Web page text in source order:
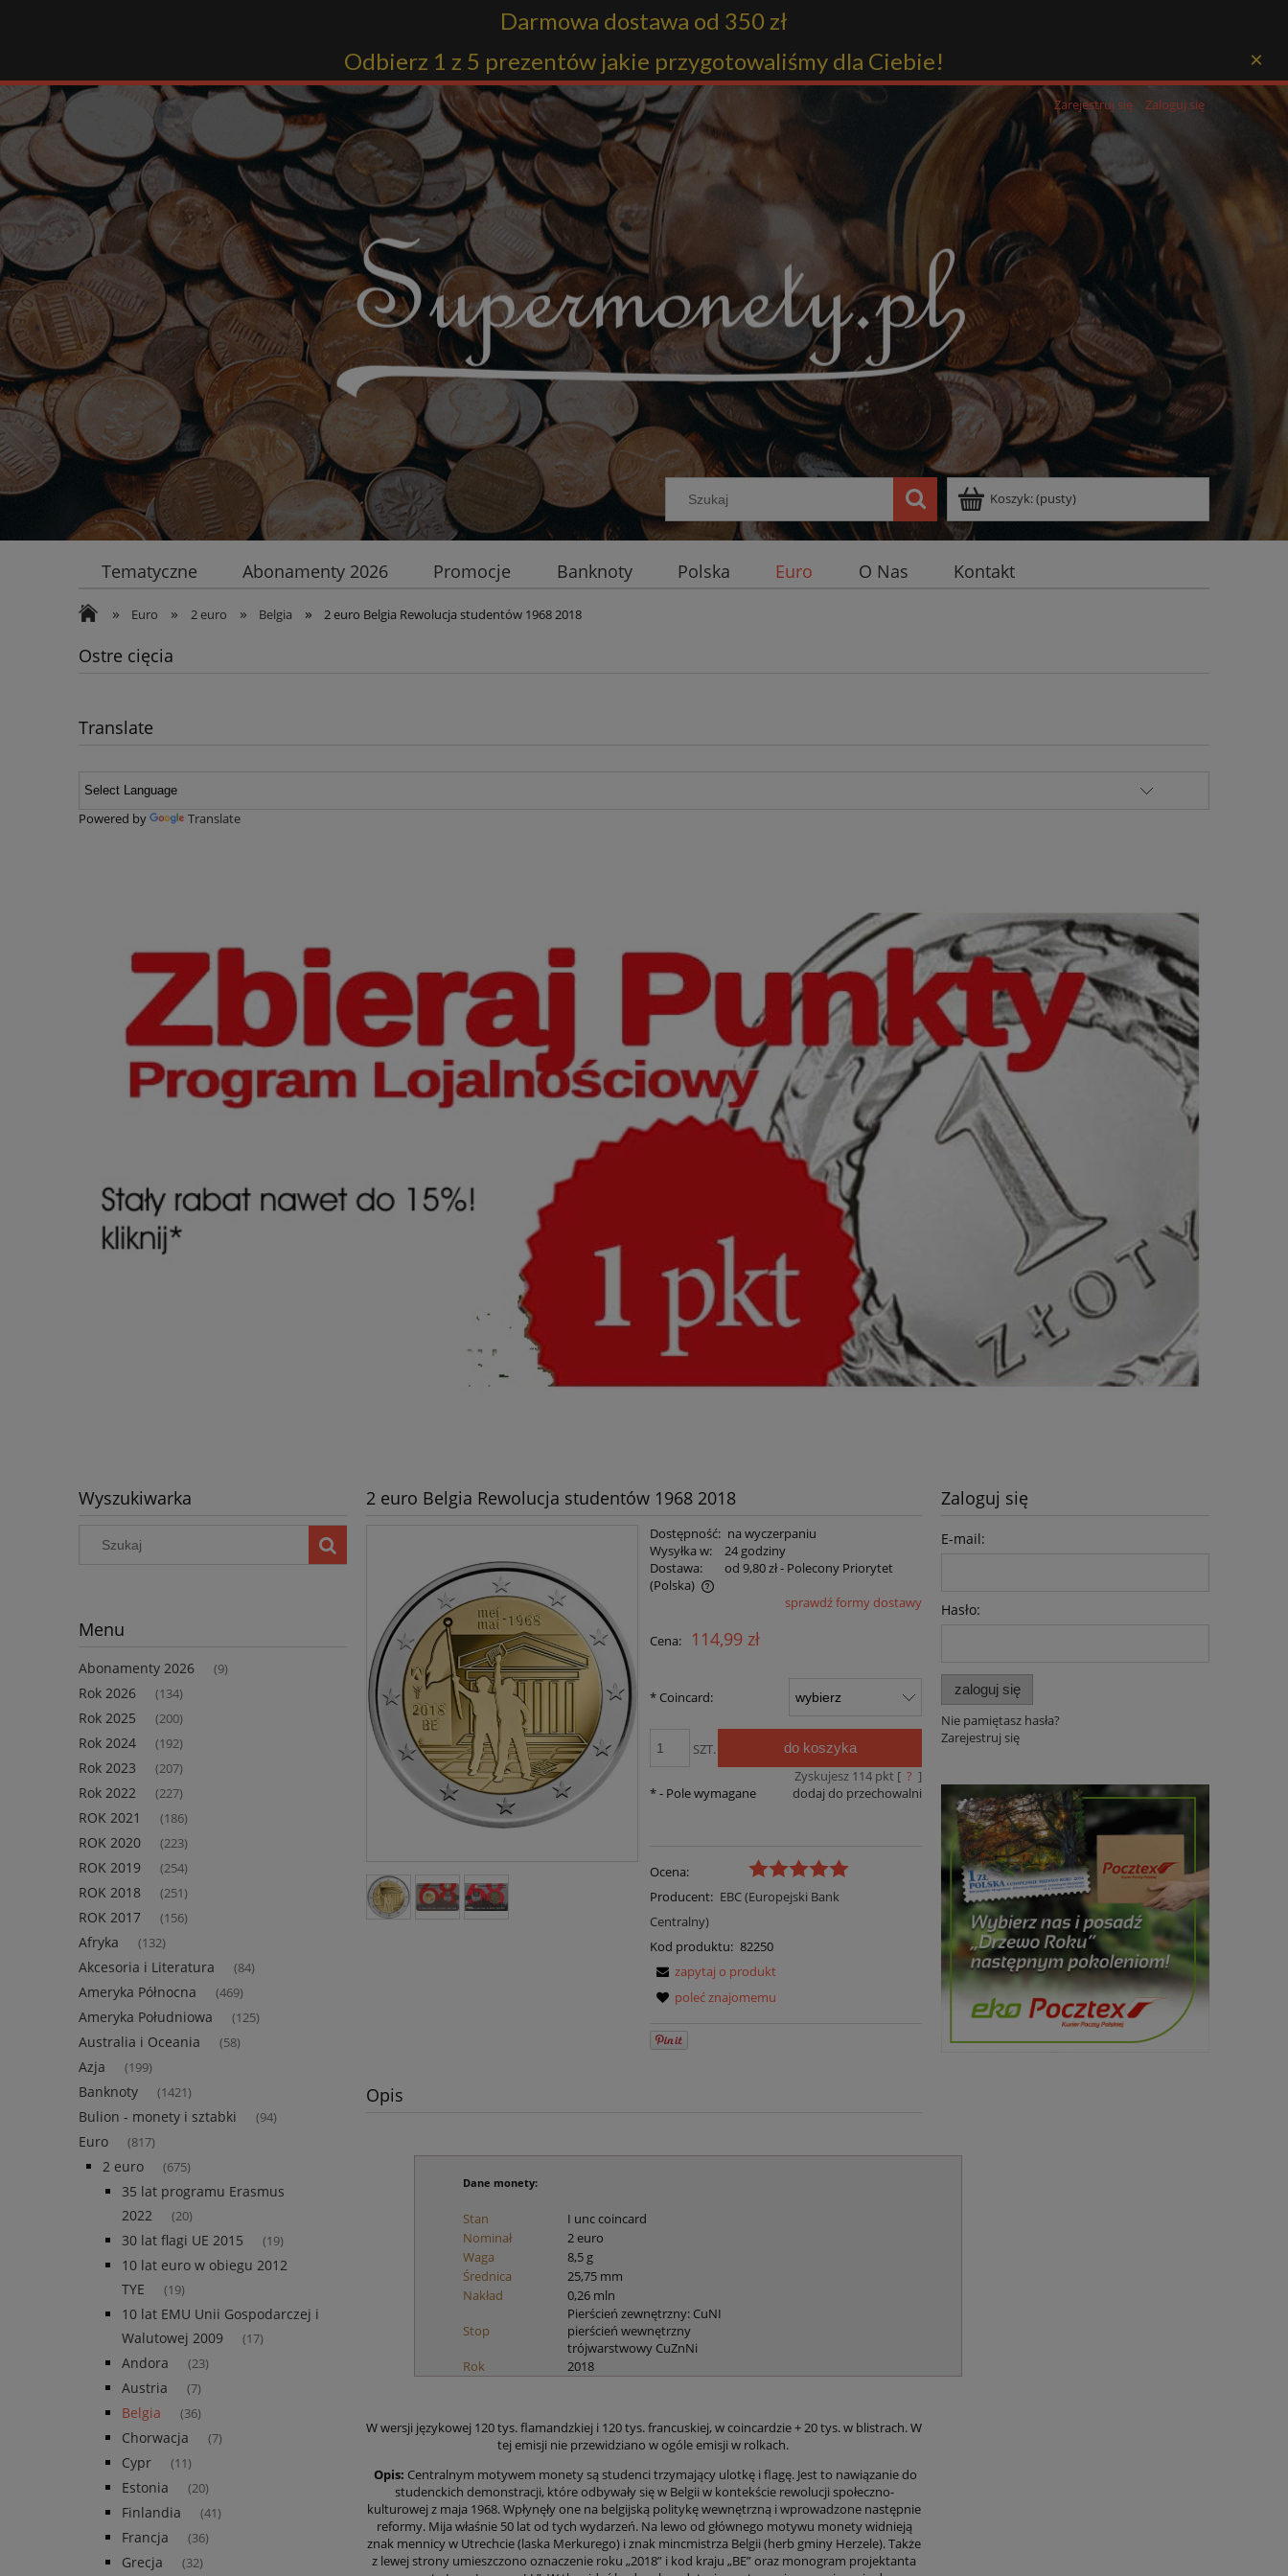
Darmowa dostawa od 350 zł
Odbierz 1 z 5 prezentów jakie przygotowaliśmy dla Ciebie!
×
Zarejestruj się Zaloguj się
Koszyk:(pusty)
Tematyczne Abonamenty 2026 Promocje Banknoty Polska Euro O Nas Kontakt
» Euro » 2 euro » Belgia » 2 euro Belgia Rewolucja studentów 1968 2018
Ostre cięcia
Translate
Powered by Translate
Wyszukiwarka
Menu
Abonamenty 2026 (9)
Rok 2026 (134)
Rok 2025 (200)
Rok 2024 (192)
Rok 2023 (207)
Rok 2022 (227)
ROK 2021 (186)
ROK 2020 (223)
ROK 2019 (254)
ROK 2018 (251)
ROK 2017 (156)
Afryka (132)
Akcesoria i Literatura (84)
Ameryka Północna (469)
Ameryka Południowa (125)
Australia i Oceania (58)
Azja (199)
Banknoty (1421)
Bulion - monety i sztabki (94)
Euro (817)
2 euro (675)
35 lat programu Erasmus
2022
(20)
30 lat flagi UE 2015 (19)
10 lat euro w obiegu 2012
TYE
(19)
10 lat EMU Unii Gospodarczej i
Walutowej 2009
(17)
Andora (23)
Austria (7)
Belgia (36)
Chorwacja (7)
Cypr (11)
Estonia (20)
Finlandia (41)
Francja (36)
Grecja (32)
2 euro Belgia Rewolucja studentów 1968 2018
Dostępność: na wyczerpaniu
Wysyłka w:
24 godziny
Dostawa:
od 9,80 zł- Polecony Priorytet
(Polska)
Cena nie zawiera ewentualnych kosztów
płatności
sprawdź formy dostawy
Cena: 114,99 zł
* Coincard:
SZT. do koszyka
Zyskujesz 114pkt [ ? ]
dodaj do przechowalni
*- Pole wymagane
Ocena:
Producent: EBC (Europejski Bank
Centralny)
Kod produktu: 82250
zapytaj o produkt
poleć znajomemu
Opis
Dane monety:
Stan
I unc coincard
Nominał
2 euro
Waga
8,5 g
Średnica
25,75 mm
Nakład
0,26 mln
Stop
Pierścień zewnętrzny: CuNI
pierścień wewnętrzny
trójwarstwowy CuZnNi
Rok
2018
W wersji językowej 120 tys. flamandzkiej i 120 tys. francuskiej, w coincardzie + 20 tys. w blistrach. W
tej emisji nie przewidziano w ogóle emisji w rolkach.
Opis: Centralnym motywem monety są studenci trzymający ulotkę i flagę. Jest to nawiązanie do
studenckich demonstracji, które odbywały się w Belgii w kontekście rewolucji społeczno-
kulturowej z maja 1968. Wpłynęły one na belgijską politykę wewnętrzną i wprowadzone następnie
reformy. Mija właśnie 50 lat od tych wydarzeń. Na lewo od głównego motywu monety widnieją
znak mennicy w Utrechcie (laska Merkurego) i znak mincmistrza Belgii (herb gminy Herzele). Także
z lewej strony umieszczono oznaczenie roku „2018” i kod kraju „BE” oraz monogram projektanta
Zaloguj się
E-mail:
Hasło:
zaloguj się
Nie pamiętasz hasła?
Zarejestruj się